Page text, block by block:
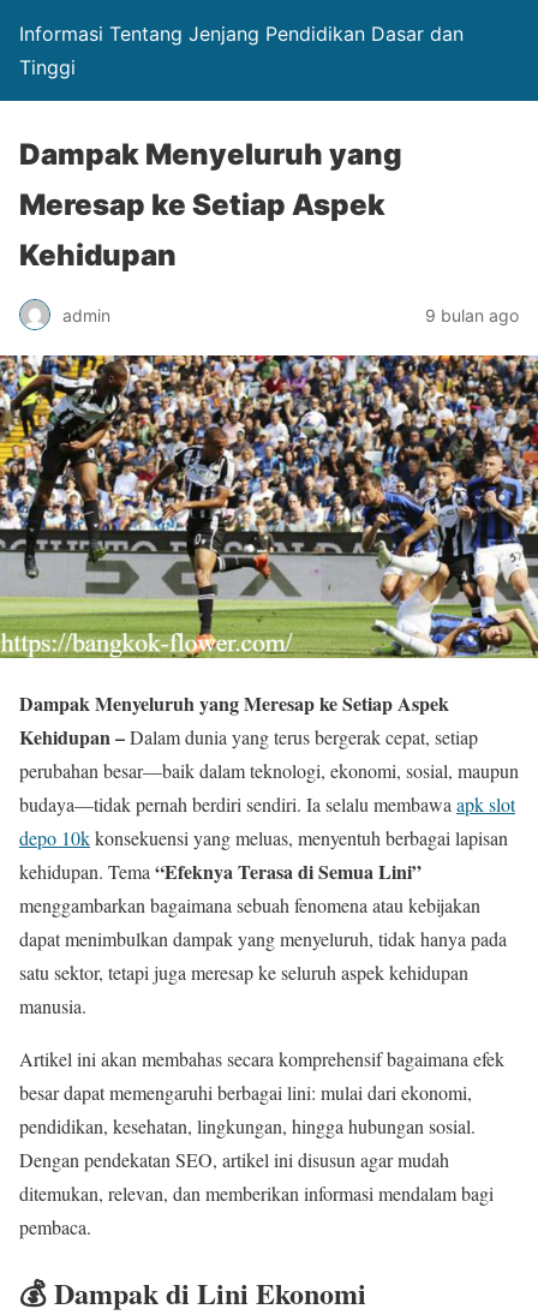
Informasi Tentang Jenjang Pendidikan Dasar dan
Tinggi
Dampak Menyeluruh yang
Meresap ke Setiap Aspek
Kehidupan
admin 9 bulan ago
Dampak Menyeluruh yang Meresap ke Setiap Aspek
Kehidupan –Dalam dunia yang terus bergerak cepat, setiap
perubahan besar—baik dalam teknologi, ekonomi, sosial, maupun
budaya—tidak pernah berdiri sendiri. Ia selalu membawa apk slot
depo 10kkonsekuensi yang meluas, menyentuh berbagai lapisan
kehidupan. Tema “Efeknya Terasa di Semua Lini”
menggambarkan bagaimana sebuah fenomena atau kebijakan
dapat menimbulkan dampak yang menyeluruh, tidak hanya pada
satu sektor, tetapi juga meresap ke seluruh aspek kehidupan
manusia.
Artikel ini akan membahas secara komprehensif bagaimana efek
besar dapat memengaruhi berbagai lini: mulai dari ekonomi,
pendidikan, kesehatan, lingkungan, hingga hubungan sosial.
Dengan pendekatan SEO, artikel ini disusun agar mudah
ditemukan, relevan, dan memberikan informasi mendalam bagi
pembaca.
💰 Dampak di Lini Ekonomi